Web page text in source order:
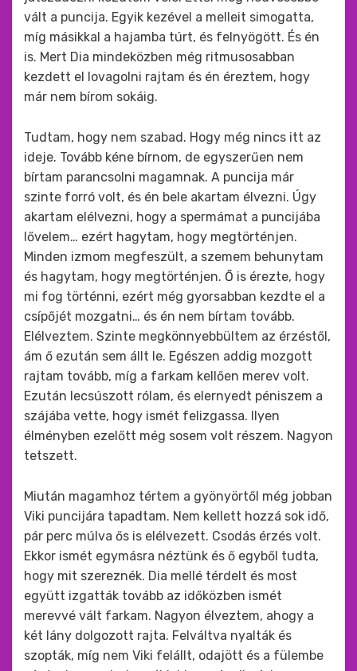
vált a puncija. Egyik kezével a melleit simogatta,
míg másikkal a hajamba túrt, és felnyögött. És én
is. Mert Dia mindeközben még ritmusosabban
kezdett el lovagolni rajtam és én éreztem, hogy
már nem bírom sokáig.
Tudtam, hogy nem szabad. Hogy még nincs itt az
ideje. Tovább kéne bírnom, de egyszerűen nem
bírtam parancsolni magamnak. A puncija már
szinte forró volt, és én bele akartam élvezni. Úgy
akartam elélvezni, hogy a spermámat a puncijába
lővelem… ezért hagytam, hogy megtörténjen.
Minden izmom megfeszült, a szemem behunytam
és hagytam, hogy megtörténjen. Ő is érezte, hogy
mi fog történni, ezért még gyorsabban kezdte el a
csípőjét mozgatni… és én nem bírtam tovább.
Elélveztem. Szinte megkönnyebbültem az érzéstől,
ám ő ezután sem állt le. Egészen addig mozgott
rajtam tovább, míg a farkam kellően merev volt.
Ezután lecsúszott rólam, és elernyedt péniszem a
szájába vette, hogy ismét felizgassa. Ilyen
élményben ezelőtt még sosem volt részem. Nagyon
tetszett.
Miután magamhoz tértem a gyönyörtől még jobban
Viki puncijára tapadtam. Nem kellett hozzá sok idő,
pár perc múlva ős is elélvezett. Csodás érzés volt.
Ekkor ismét egymásra néztünk és ő egyből tudta,
hogy mit szereznék. Dia mellé térdelt és most
együtt izgatták tovább az időközben ismét
merevvé vált farkam. Nagyon élveztem, ahogy a
két lány dolgozott rajta. Felváltva nyalták és
szopták, míg nem Viki felállt, odajött és a fülembe